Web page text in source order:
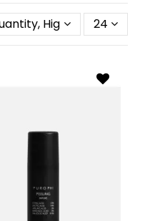
, questa tipologia di
principale di
Highest first
24